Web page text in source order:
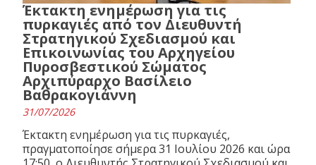
Έκτακτη ενημέρωση για τις
πυρκαγιές από τον Διευθυντή
Στρατηγικού Σχεδιασμού και
Επικοινωνίας του Αρχηγείου
Πυροσβεστικού Σώματος
Αρχιπύραρχο Βασίλειο
Βαθρακογιάννη
31/07/2026
Έκτακτη ενημέρωση για τις πυρκαγιές,
πραγματοποίησε σήμερα 31 Ιουλίου 2026 και ώρα